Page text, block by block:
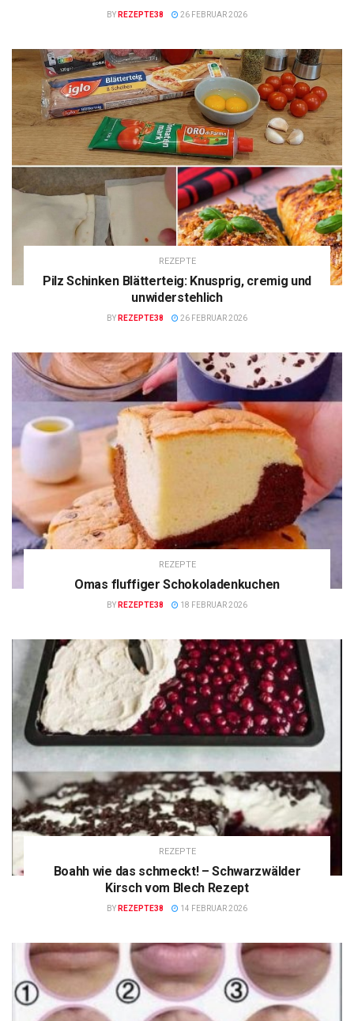
BY REZEPTE38 26 FEBRUAR 2026
REZEPTE
Pilz Schinken Blätterteig: Knusprig, cremig und
unwiderstehlich
BY REZEPTE38 26 FEBRUAR 2026
REZEPTE
Omas fluffiger Schokoladenkuchen
BY REZEPTE38 18 FEBRUAR 2026
REZEPTE
Boahh wie das schmeckt! – Schwarzwälder
Kirsch vom Blech Rezept
BY REZEPTE38 14 FEBRUAR 2026